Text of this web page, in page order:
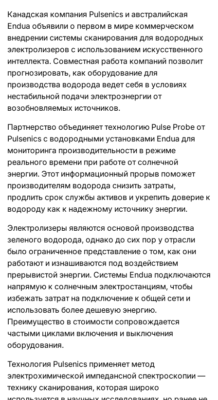
Канадская компания Pulsenics и австралийская
Endua объявили о первом в мире коммерческом
внедрении системы сканирования для водородных
электролизеров с использованием искусственного
интеллекта. Совместная работа компаний позволит
прогнозировать, как оборудование для
производства водорода ведет себя в условиях
нестабильной подачи электроэнергии от
возобновляемых источников.
Партнерство объединяет технологию Pulse Probe от
Pulsenics с водородными установками Endua для
мониторинга производительности в режиме
реального времени при работе от солнечной
энергии. Этот информационный прорыв поможет
производителям водорода снизить затраты,
продлить срок службы активов и укрепить доверие к
водороду как к надежному источнику энергии.
Электролизеры являются основой производства
зеленого водорода, однако до сих пор у отрасли
было ограниченное представление о том, как они
работают и изнашиваются под воздействием
прерывистой энергии. Системы Endua подключаются
напрямую к солнечным электростанциям, чтобы
избежать затрат на подключение к общей сети и
использовать более дешевую энергию.
Преимущество в стоимости сопровождается
частыми циклами включения и выключения
оборудования.
Технология Pulsenics применяет метод
электрохимической импедансной спектроскопии —
технику сканирования, которая широко